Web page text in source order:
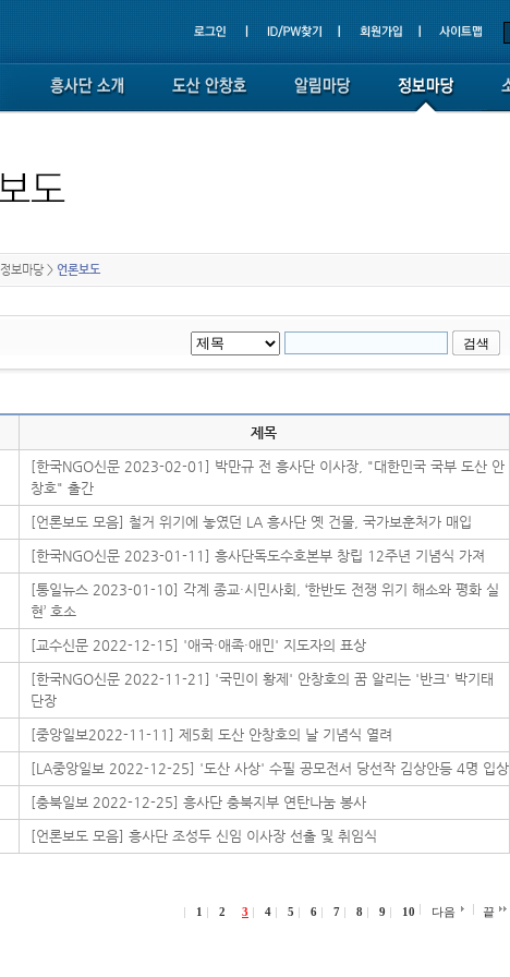
정보마당 > 언론보도
제목
[한국NGO신문 2023-02-01] 박만규 전 흥사단 이사장, "대한민국 국부 도산 안
창호" 출간
[언론보도 모음] 철거 위기에 놓였던 LA 흥사단 옛 건물, 국가보훈처가 매입
[한국NGO신문 2023-01-11] 흥사단독도수호본부 창립 12주년 기념식 가져
[통일뉴스 2023-01-10] 각계 종교·시민사회, ‘한반도 전쟁 위기 해소와 평화 실
현’ 호소
[교수신문 2022-12-15] '애국·애족·애민' 지도자의 표상
[한국NGO신문 2022-11-21] '국민이 황제' 안창호의 꿈 알리는 '반크' 박기태
단장
[중앙일보2022-11-11] 제5회 도산 안창호의 날 기념식 열려
[LA중앙일보 2022-12-25] '도산 사상' 수필 공모전서 당선작 김상안등 4명 입상
[충북일보 2022-12-25] 흥사단 충북지부 연탄나눔 봉사
[언론보도 모음] 흥사단 조성두 신임 이사장 선출 및 취임식
1 2 3 4 5 6 7 8 9 10 다음 끝